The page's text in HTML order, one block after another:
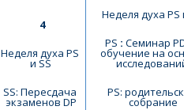
4
Неделя духа PS
и SS
SS: Пересдача
экзаменов DP
Неделя духа PS
PS : Семинар
обучение на
PS:
собрание